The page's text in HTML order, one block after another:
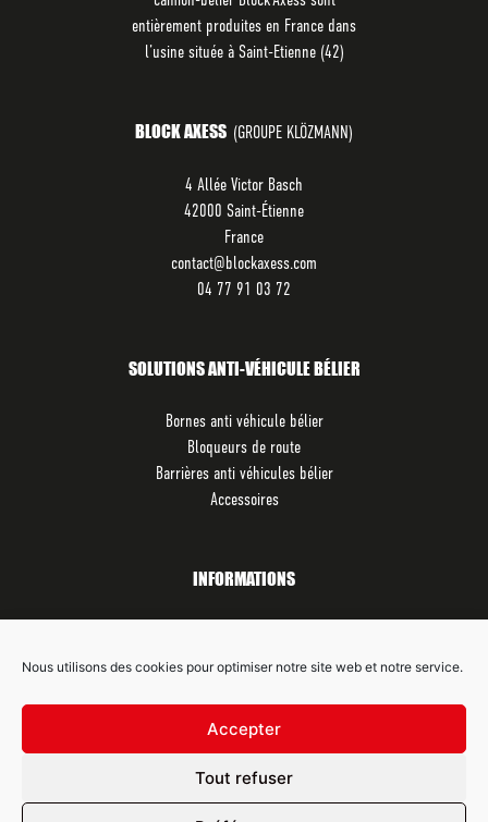
Nous utilisons des cookies pour optimiser notre site web et notre service.
Accepter
Tout refuser
entièrement produites en France dans
l’usine située à Saint-Etienne (42)
BLOCK AXESS (GROUPE KLÖZMANN)
4 Allée Victor Basch
42000 Saint-Étienne
France
contact@blockaxess.com
04 77 91 03 72
SOLUTIONS ANTI-VÉHICULE BÉLIER
Bornes anti véhicule bélier
Bloqueurs de route
Barrières anti véhicules bélier
Accessoires
INFORMATIONS
Données personnelles
SUIVEZ-NOUS SUR LES RÉSEAUX SOCIAUX